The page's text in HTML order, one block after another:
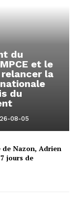
du
et le
la
du
08-05
Nazon, Adrien
jours de